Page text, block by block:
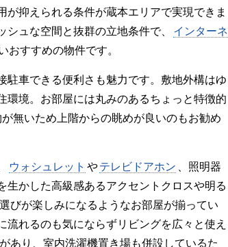
抑えられる条件が蔵本エリアで実現できま
ュな空間と抜群の立地条件で、
インターネ
おすすめの物件です。
駐車できる便利さも魅力です。敷地外構はゆ
環境。お部屋には丸みのあるちょっと特徴的
無いため上階からの眺めが良いのもお勧め
ウォシュレット やテレビドアホン
、照明器
かした高級感あるアクセントクロスや明る
びが楽しみになるようなお部屋が揃ってい
れるのも気にならずリビングを広々と使え
があり、室内洗濯機置き場も併設しているた